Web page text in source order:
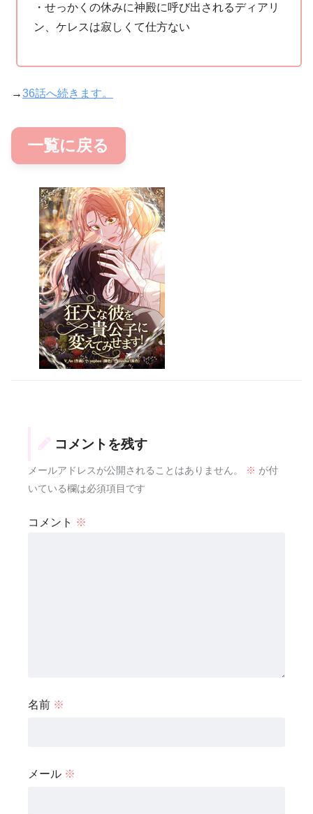
・せっかくの休みに神殿に呼び出されるディアリ
ン、ケレスは寂しくて仕方ない
→36話へ続きます。
一覧に戻る
コメントを残す
メールアドレスが公開されることはありません。 ※ が付
いている欄は必須項目です
コメント ※
名前 ※
メール ※